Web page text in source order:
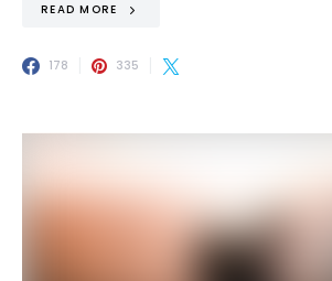
READ MORE
178 335